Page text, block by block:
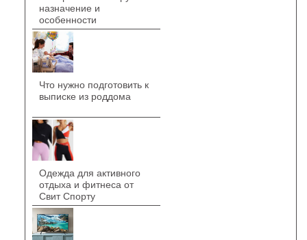
назначение и
особенности
Что нужно подготовить к
выписке из роддома
Одежда для активного
отдыха и фитнеса от
Свит Спорту